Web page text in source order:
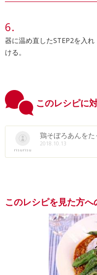
器に温め直したSTEP2を入
ける。
このレシピに
risurisu
鶏そぼろあんをた
2018.10.13
このレシピを見た方へ